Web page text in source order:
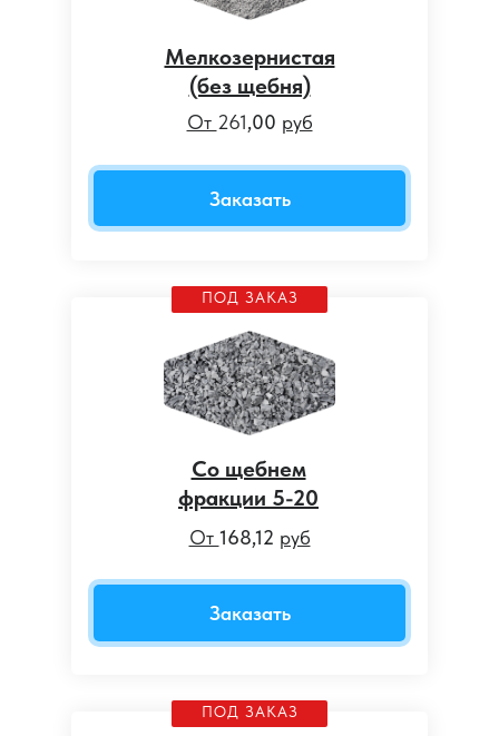
Со щебнем
фракции 5-20
От 168,12 руб
Заказать
Мелкозернистая
(без щебня)
От 261,00 руб
Заказать
ПОД ЗАКАЗ
ПОД ЗАКАЗ